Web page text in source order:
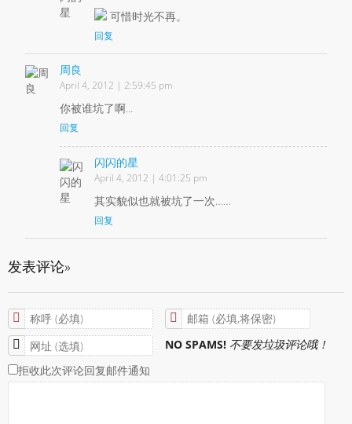
可惜时光不再。
回复
周良
April 4, 2012 | 2:59:45 pm
你被谁坑了啊...
回复
闪闪的星
April 4, 2012 | 4:01:25 pm
其实貌似也就被坑了一次……
回复
发表评论»
NO SPAMS! 不要发垃圾评论哦！
拒收此次评论回复邮件通知